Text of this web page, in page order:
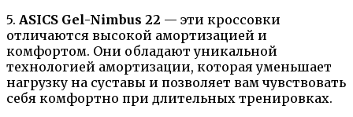
5. ASICS Gel-Nimbus 22 — эти кроссовки
отличаются высокой амортизацией и
комфортом. Они обладают уникальной
технологией амортизации, которая уменьшает
нагрузку на суставы и позволяет вам чувствовать
себя комфортно при длительных тренировках.